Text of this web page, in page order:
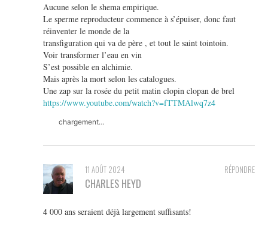
Aucune selon le shema empirique.
Le sperme reproducteur commence à s’épuiser, donc faut
réinventer le monde de la
transfiguration qui va de père , et tout le saint tointoin.
Voir transformer l’eau en vin
S’est possible en alchimie.
Mais après la mort selon les catalogues.
Une zap sur la rosée du petit matin clopin clopan de brel
https://www.youtube.com/watch?v=fTTMAlwq7z4
chargement…
RÉPONDRE
11 AOÛT 2024
CHARLES HEYD
4 000 ans seraient déjà largement suffisants!